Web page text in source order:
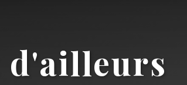
d'ailleurs